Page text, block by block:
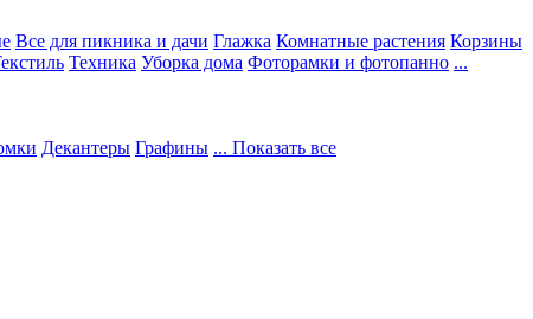
Все для пикника и дачи Глажка Комнатные растения Корзины
Техника Уборка дома Фоторамки и фотопанно ...
Декантеры Графины ... Показать все